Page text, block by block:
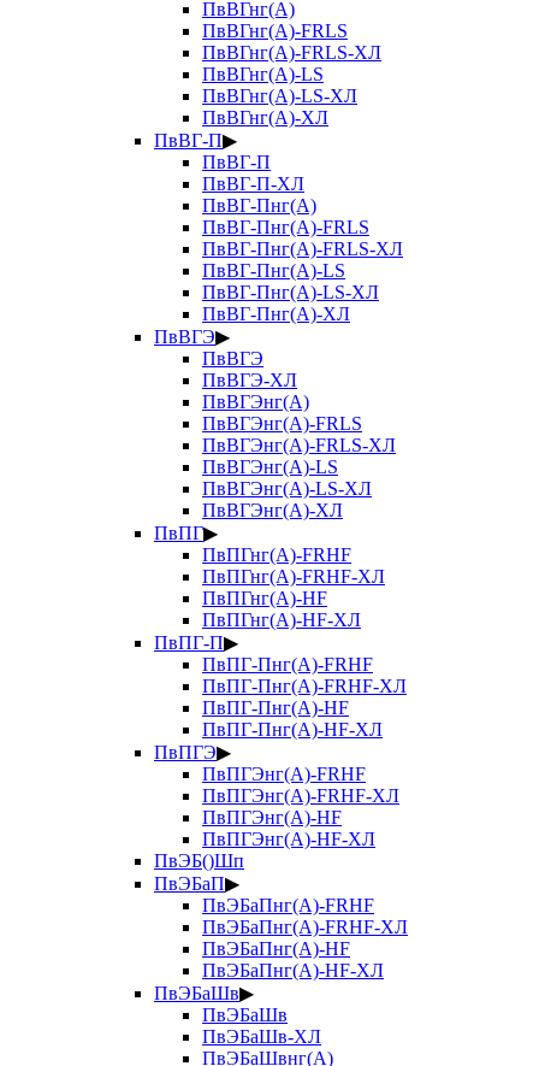
ПвВГнг(А)
ПвВГнг(А)-FRLS
ПвВГнг(А)-FRLS-ХЛ
ПвВГнг(А)-LS
ПвВГнг(А)-LS-ХЛ
ПвВГнг(А)-ХЛ
ПвВГ-П▶
ПвВГ-П
ПвВГ-П-ХЛ
ПвВГ-Пнг(А)
ПвВГ-Пнг(А)-FRLS
ПвВГ-Пнг(А)-FRLS-ХЛ
ПвВГ-Пнг(А)-LS
ПвВГ-Пнг(А)-LS-ХЛ
ПвВГ-Пнг(А)-ХЛ
ПвВГЭ▶
ПвВГЭ
ПвВГЭ-ХЛ
ПвВГЭнг(А)
ПвВГЭнг(А)-FRLS
ПвВГЭнг(А)-FRLS-ХЛ
ПвВГЭнг(А)-LS
ПвВГЭнг(А)-LS-ХЛ
ПвВГЭнг(А)-ХЛ
ПвПГ▶
ПвПГнг(А)-FRHF
ПвПГнг(А)-FRHF-ХЛ
ПвПГнг(А)-HF
ПвПГнг(А)-HF-ХЛ
ПвПГ-П▶
ПвПГ-Пнг(А)-FRHF
ПвПГ-Пнг(А)-FRHF-ХЛ
ПвПГ-Пнг(А)-HF
ПвПГ-Пнг(А)-HF-ХЛ
ПвПГЭ▶
ПвПГЭнг(А)-FRHF
ПвПГЭнг(А)-FRHF-ХЛ
ПвПГЭнг(А)-HF
ПвПГЭнг(А)-HF-ХЛ
ПвЭБ()Шп
ПвЭБаП▶
ПвЭБаПнг(А)-FRHF
ПвЭБаПнг(А)-FRHF-ХЛ
ПвЭБаПнг(А)-HF
ПвЭБаПнг(А)-HF-ХЛ
ПвЭБаШв▶
ПвЭБаШв
ПвЭБаШв-ХЛ
ПвЭБаШвнг(А)